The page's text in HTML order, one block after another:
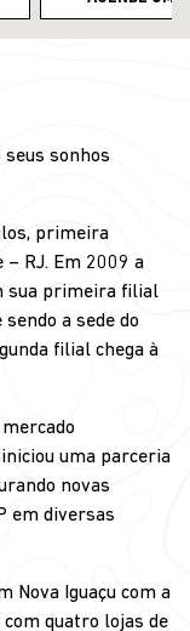
sonhos
primeira
– RJ. Em 2009 a
sua primeira filial
sendo a sede do
filial chega à
uma parceria
novas
em diversas
Nova Iguaçu com a
quatro lojas de